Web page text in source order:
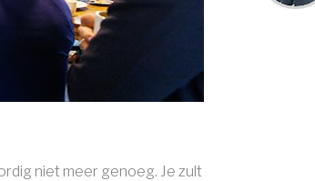
niet meer genoeg. Je zult